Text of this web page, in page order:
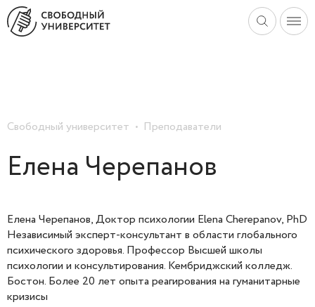
Свободный университет Преподаватели
Елена Черепанов
Елена Черепанов, Доктор психологии Elena Cherepanov, PhD
Независимый эксперт-консультант в области глобального
психического здоровья. Профессор Высшей школы
психологии и консультирования. Кембриджский колледж.
Бостон. Более 20 лет опыта реагирования на гуманитарные
кризисы